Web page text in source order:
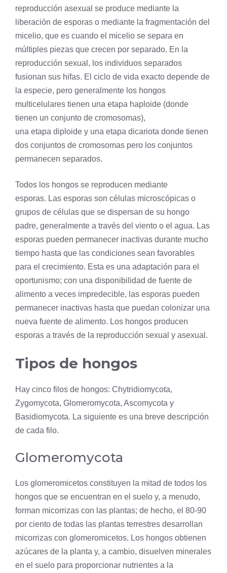
reproducción asexual se produce mediante la
liberación de esporas o mediante la fragmentación del
micelio, que es cuando el micelio se separa en
múltiples piezas que crecen por separado. En la
reproducción sexual, los individuos separados
fusionan sus hifas. El ciclo de vida exacto depende de
la especie, pero generalmente los hongos
multicelulares tienen una etapa haploide (donde
tienen un conjunto de cromosomas),
una etapa diploide y una etapa dicariota donde tienen
dos conjuntos de cromosomas pero los conjuntos
permanecen separados.
Todos los hongos se reproducen mediante
esporas. Las esporas son células microscópicas o
grupos de células que se dispersan de su hongo
padre, generalmente a través del viento o el agua. Las
esporas pueden permanecer inactivas durante mucho
tiempo hasta que las condiciones sean favorables
para el crecimiento. Esta es una adaptación para el
oportunismo; con una disponibilidad de fuente de
alimento a veces impredecible, las esporas pueden
permanecer inactivas hasta que puedan colonizar una
nueva fuente de alimento. Los hongos producen
esporas a través de la reproducción sexual y asexual.
Tipos de hongos
Hay cinco filos de hongos: Chytridiomycota,
Zygomycota, Glomeromycota, Ascomycota y
Basidiomycota. La siguiente es una breve descripción
de cada filo.
Glomeromycota
Los glomeromicetos constituyen la mitad de todos los
hongos que se encuentran en el suelo y, a menudo,
forman micorrizas con las plantas; de hecho, el 80-90
por ciento de todas las plantas terrestres desarrollan
micorrizas con glomeromicetos. Los hongos obtienen
azúcares de la planta y, a cambio, disuelven minerales
en el suelo para proporcionar nutrientes a la